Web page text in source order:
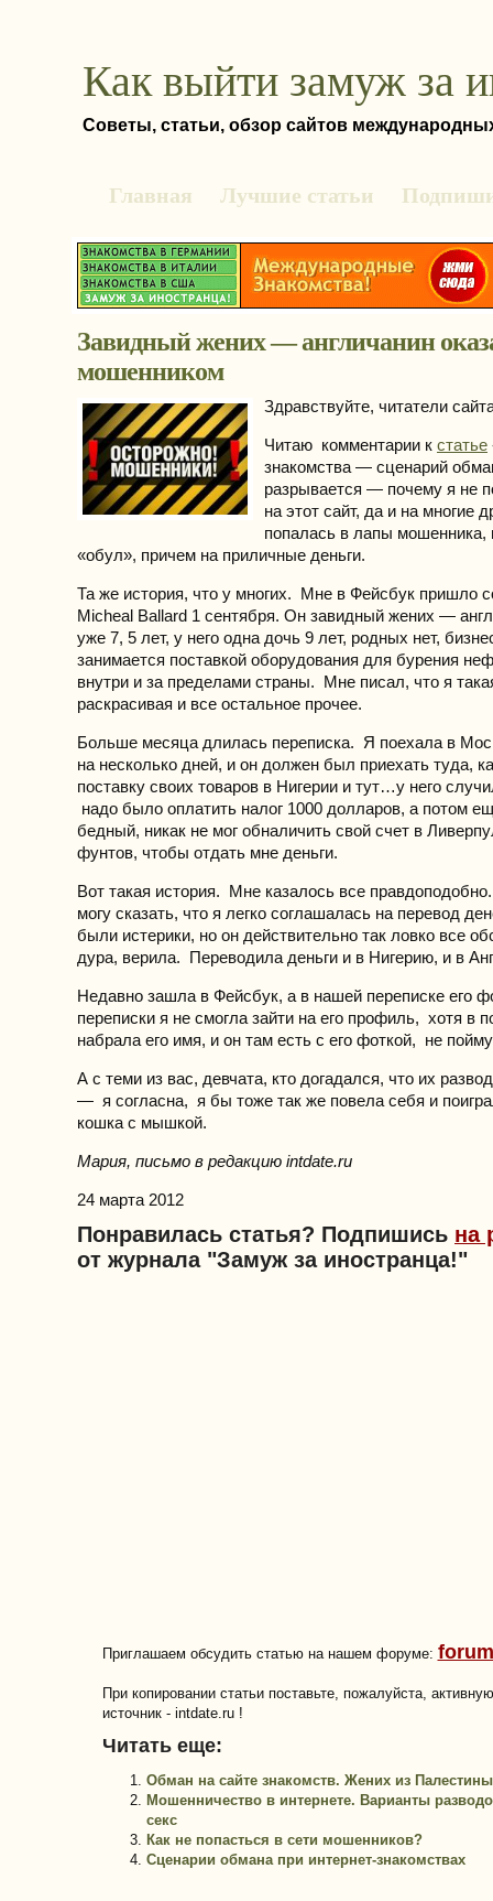
Как выйти замуж за
Советы, статьи, обзор сайтов
Главная Лучшие статьи
Завидный жених — англичанин
мошенником
Здравствуйте, читатели
Читаю комментарии к статье
знакомства — сценарий
разрывается — почему я не
на этот сайт, да и на многие
попалась в лапы мошенника,
«обул», причем на приличные деньги.
Та же история, что у многих. Мне в Фейсбук пришло
Micheal Ballard 1 сентября. Он завидный жених —
уже 7, 5 лет, у него одна дочь 9 лет, родных нет,
занимается поставкой оборудования для бурения
внутри и за пределами страны. Мне писал, что я
раскрасивая и все остальное прочее.
Больше месяца длилась переписка. Я поехала в
на несколько дней, и он должен был приехать туда,
поставку своих товаров в Нигерии и тут…у него
надо было оплатить налог 1000 долларов, а потом
бедный, никак не мог обналичить свой счет в
фунтов, чтобы отдать мне деньги.
Вот такая история. Мне казалось все
могу сказать, что я легко соглашалась на перевод
были истерики, но он действительно так ловко все
дура, верила. Переводила деньги и в Нигерию, и в
Недавно зашла в Фейсбук, а в нашей переписке его
переписки я не смогла зайти на его профиль, хотя в
набрала его имя, и он там есть с его фоткой, не
А с теми из вас, девчата, кто догадался, что их
— я согласна, я бы тоже так же повела себя и
кошка с мышкой.
Мария, письмо в редакцию intdate.ru
24 марта 2012
Понравилась статья? Подпишись на
от журнала "Замуж за иностранца!"
Приглашаем обсудить статью на нашем форуме:
При копировании статьи поставьте, пожалуйста,
источник - intdate.ru !
Читать еще:
Обман на сайте знакомств. Жених из Палестины
Мошенничество в интернете. Варианты
секс
Как не попасться в сети мошенников?
Сценарии обмана при интернет-знакомствах